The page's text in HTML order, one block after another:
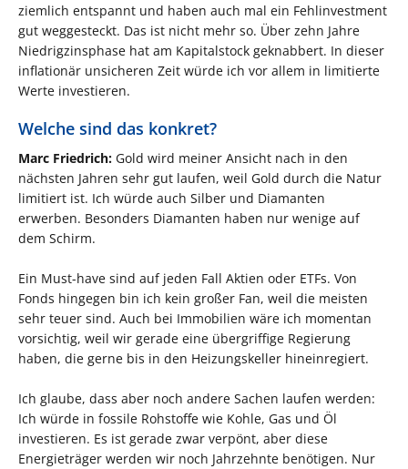
ziemlich entspannt und haben auch mal ein Fehlinvestment
gut weggesteckt. Das ist nicht mehr so. Über zehn Jahre
Niedrigzinsphase hat am Kapitalstock geknabbert. In dieser
inflationär unsicheren Zeit würde ich vor allem in limitierte
Werte investieren.
Welche sind das konkret?
Marc Friedrich: Gold wird meiner Ansicht nach in den
nächsten Jahren sehr gut laufen, weil Gold durch die Natur
limitiert ist. Ich würde auch Silber und Diamanten
erwerben. Besonders Diamanten haben nur wenige auf
dem Schirm.
Ein Must-have sind auf jeden Fall Aktien oder ETFs. Von
Fonds hingegen bin ich kein großer Fan, weil die meisten
sehr teuer sind. Auch bei Immobilien wäre ich momentan
vorsichtig, weil wir gerade eine übergriffige Regierung
haben, die gerne bis in den Heizungskeller hineinregiert.
Ich glaube, dass aber noch andere Sachen laufen werden:
Ich würde in fossile Rohstoffe wie Kohle, Gas und Öl
investieren. Es ist gerade zwar verpönt, aber diese
Energieträger werden wir noch Jahrzehnte benötigen. Nur